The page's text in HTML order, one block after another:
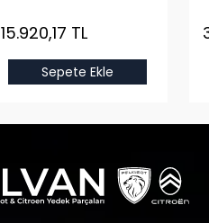
15.920,17 TL
Sepete Ekle